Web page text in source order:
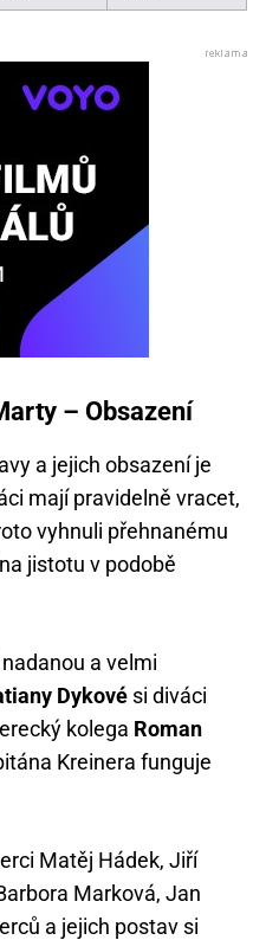
– Obsazení
a jejich obsazení je
mají pravidelně vracet,
vyhnuli přehnanému
jistotu v podobě
a velmi
Dykové si diváci
kolega Roman
Kreinera funguje
Matěj Hádek, Jiří
Marková, Jan
a jejich postav si